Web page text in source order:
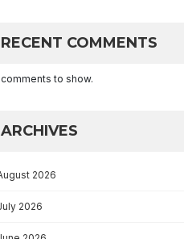
RECENT COMMENTS
to show.
ARCHIVES
2026
2026